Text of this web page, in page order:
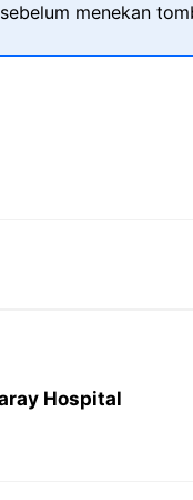
menekan
Hospital